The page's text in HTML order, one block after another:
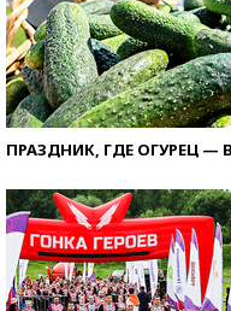
ПРАЗДНИК, ГДЕ ОГУРЕЦ —